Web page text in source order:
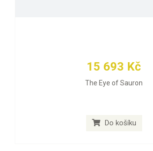
15 693 Kč
The Eye of Sauron
Do košíku